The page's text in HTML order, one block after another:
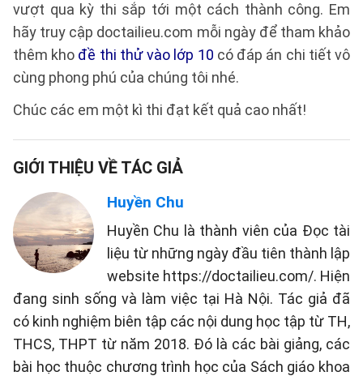
vượt qua kỳ thi sắp tới một cách thành công. Em
hãy truy cập doctailieu.com mỗi ngày để tham khảo
thêm kho đề thi thử vào lớp 10 có đáp án chi tiết vô
cùng phong phú của chúng tôi nhé.
Chúc các em một kì thi đạt kết quả cao nhất!
GIỚI THIỆU VỀ TÁC GIẢ
Huyền Chu
Huyền Chu là thành viên của Đọc tài
liệu từ những ngày đầu tiên thành lập
website https://doctailieu.com/. Hiện
đang sinh sống và làm việc tại Hà Nội. Tác giả đã
có kinh nghiệm biên tập các nội dung học tập từ TH,
THCS, THPT từ năm 2018. Đó là các bài giảng, các
bài học thuộc chương trình học của Sách giáo khoa